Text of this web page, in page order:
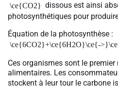
\ce{CO2} dissous est ainsi
photosynthétiques pour
Équation de la photosynthèse :
\ce{6CO2}+\ce{6H2O}\ce{-
Ces organismes sont le
alimentaires. Les
stockent à leur tour le carbone